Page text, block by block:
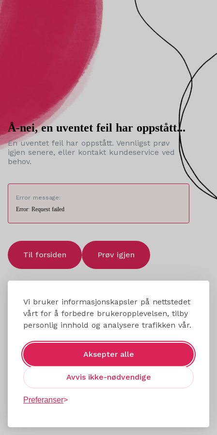
Vi bruker informasjonskapsler på nettstedet
vårt for å forbedre brukeropplevelsen, tilby
personlig innhold og analysere trafikken vår.
Aksepter alle
Avvis ikke-nødvendige
Preferanser
Å-nei, en uventet feil har oppstått...
En uventet feil har oppstått. Vennligst prøv
igjen senere, eller kontakt kundeservice ved
behov.
Error message:
Error: Request failed
Til forsiden Prøv igjen